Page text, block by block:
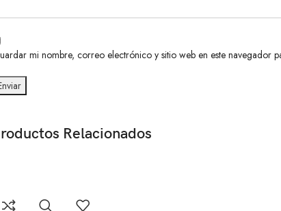
mi nombre, correo electrónico y sitio web en este navegador
Relacionados